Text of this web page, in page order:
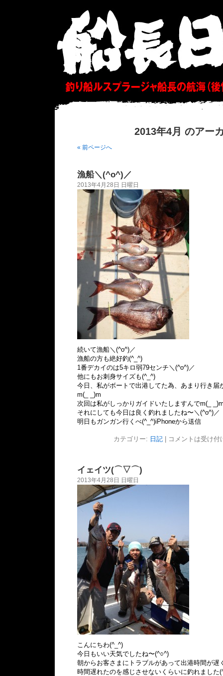
2013年4月 のアー
« 前ページへ
漁船＼(^o^)／
2013年4月28日 日曜日
続いて漁船＼(^o^)／
漁船の方も絶好釣(^_^)
1番デカイのは5キロ弱79センチ＼(^o^)／
他にもお刺身サイズも(^_^)
今日、私がボートで出港してた為、あまり行き届
m(_ _)m
次回は私がしっかりガイドいたしますんでm(_
それにしても今日は良く釣れましたね〜＼(^o^)／
明日もガンガン行くべ(^_^)iPhoneから送信
カテゴリー: 日記| コメントは受け付
イェイツ(⌒▽⌒)
2013年4月28日 日曜日
こんにちわ(^_^)
今日もいい天気でしたね〜(^○^)
朝からお客さまにトラブルがあって出港時間が遅
時間遅れたのを感じさせないくらいに釣れました